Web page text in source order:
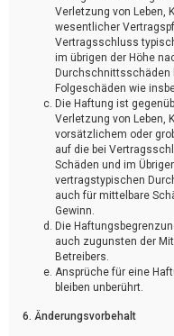
Verletzung von Leben,
wesentlicher
Vertragsschluss
im übrigen der Höhe
Durchschnittsschäden
Folgeschäden wie
Die Haftung ist
Verletzung von Leben,
vorsätzlichem oder
auf die bei
Schäden und im
vertragstypischen
auch für mittelbare
Gewinn.
Die
auch zugunsten der
Betreibers.
Ansprüche für eine
bleiben unberührt.
6. Änderungsvorbehalt